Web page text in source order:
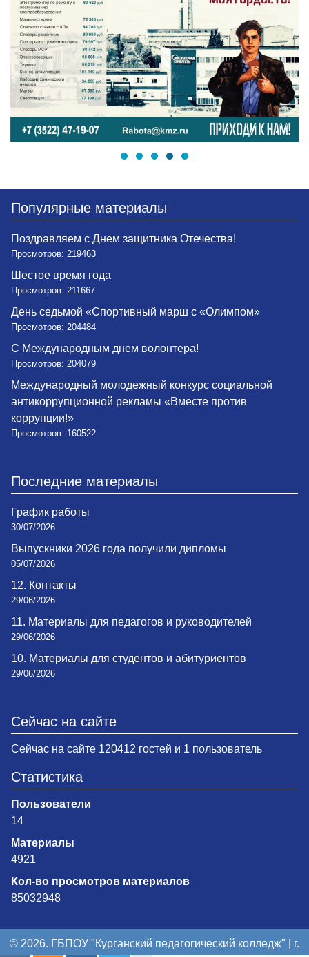
Популярные материалы
Поздравляем с Днем защитника Отечества!
Просмотров: 219463
Шестое время года
Просмотров: 211667
День седьмой «Спортивный марш с «Олимпом»
Просмотров: 204484
С Международным днем волонтера!
Просмотров: 204079
Международный молодежный конкурс социальной
антикоррупционной рекламы «Вместе против
коррупции!»
Просмотров: 160522
Последние материалы
График работы
30/07/2026
Выпускники 2026 года получили дипломы
05/07/2026
12. Контакты
29/06/2026
11. Материалы для педагогов и руководителей
29/06/2026
10. Материалы для студентов и абитуриентов
29/06/2026
Сейчас на сайте
Сейчас на сайте 120412 гостей и 1 пользователь
Статистика
Пользователи
14
Материалы
4921
Кол-во просмотров материалов
85032948
© 2026. ГБПОУ "Курганский педагогический колледж" | г.